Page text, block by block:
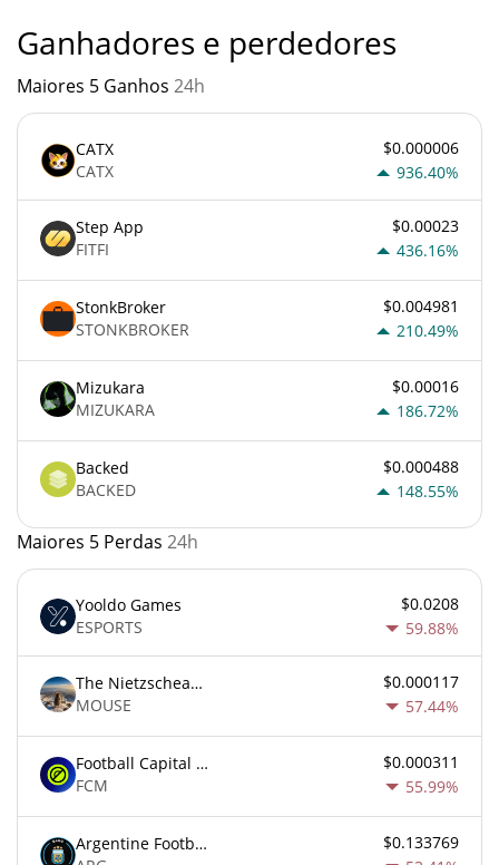
Ganhadores e perdedores
Maiores 5 Ganhos 24h
CATX
CATX
$0.000006
936.40%
Step App
FITFI
$0.00023
436.16%
StonkBroker
STONKBROKER
$0.004981
210.49%
Mizukara
MIZUKARA
$0.00016
186.72%
Backed
BACKED
$0.000488
148.55%
Maiores 5 Perdas 24h
Yooldo Games
ESPORTS
$0.0208
59.88%
The Nietzschean Mouse
MOUSE
$0.000117
57.44%
Football Capital Markets
FCM
$0.000311
55.99%
Argentine Football Association Fan Token
$0.133769